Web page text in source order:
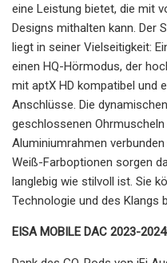
eine Leistung bietet, die mit
Designs mithalten kann. Der
liegt in seiner Vielseitigkeit:
einen HQ-Hörmodus, der
mit aptX HD kompatibel und
Anschlüsse. Die
geschlossenen
Aluminiumrahmen
Weiß-Farboptionen sorgen
langlebig wie stilvoll ist. Sie
Technologie und des Klangs
EISA MOBILE DAC 2023-2024